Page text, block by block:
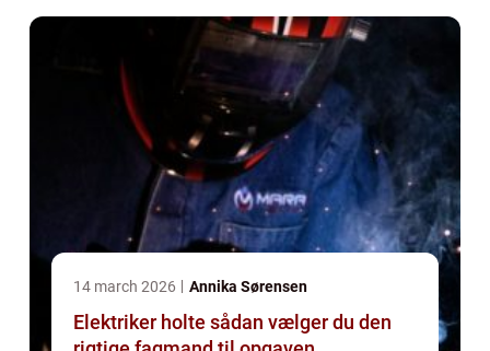
14 march 2026 Annika Sørensen
Elektriker holte sådan vælger du den